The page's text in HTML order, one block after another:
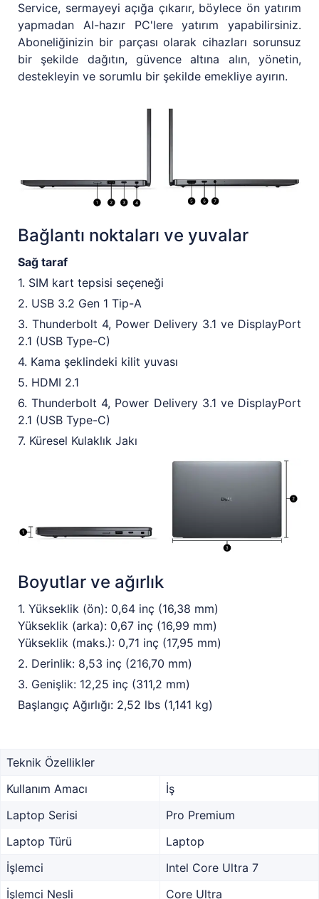
Service, sermayeyi açığa çıkarır, böylece ön yatırım
yapmadan AI-hazır PC'lere yatırım yapabilirsiniz.
Aboneliğinizin bir parçası olarak cihazları sorunsuz
bir şekilde dağıtın, güvence altına alın, yönetin,
destekleyin ve sorumlu bir şekilde emekliye ayırın.
Bağlantı noktaları ve yuvalar
Sağ taraf
1. SIM kart tepsisi seçeneği
2. USB 3.2 Gen 1 Tip-A
3. Thunderbolt 4, Power Delivery 3.1 ve DisplayPort
2.1 (USB Type-C)
4. Kama şeklindeki kilit yuvası
5. HDMI 2.1
6. Thunderbolt 4, Power Delivery 3.1 ve DisplayPort
2.1 (USB Type-C)
7. Küresel Kulaklık Jakı
Boyutlar ve ağırlık
1. Yükseklik (ön): 0,64 inç (16,38 mm)
Yükseklik (arka): 0,67 inç (16,99 mm)
Yükseklik (maks.): 0,71 inç (17,95 mm)
2. Derinlik: 8,53 inç (216,70 mm)
3. Genişlik: 12,25 inç (311,2 mm)
Başlangıç Ağırlığı: 2,52 lbs (1,141 kg)
Teknik Özellikler
Kullanım Amacı
İş
Laptop Serisi
Pro Premium
Laptop Türü
Laptop
İşlemci
Intel Core Ultra 7
İşlemci Nesli
Core Ultra